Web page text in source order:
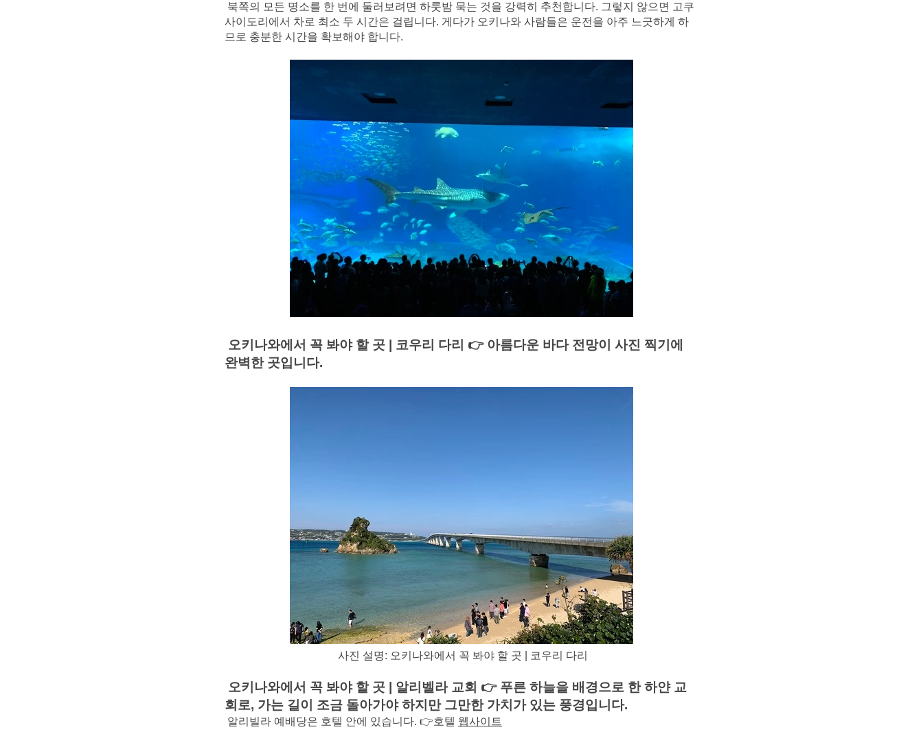
북쪽의 모든 명소를 한 번에 둘러보려면 하룻밤 묵는 것을 강력히 추천합니다. 그렇지 않으면 고쿠
사이도리에서 차로 최소 두 시간은 걸립니다. 게다가 오키나와 사람들은 운전을 아주 느긋하게 하
므로 충분한 시간을 확보해야 합니다.
오키나와에서 꼭 봐야 할 곳 | 코우리 다리 👉 아름다운 바다 전망이 사진 찍기에
완벽한 곳입니다.
사진 설명: 오키나와에서 꼭 봐야 할 곳 | 코우리 다리
오키나와에서 꼭 봐야 할 곳 | 알리벨라 교회 👉 푸른 하늘을 배경으로 한 하얀 교
회로, 가는 길이 조금 돌아가야 하지만 그만한 가치가 있는 풍경입니다.
알리빌라 예배당은 호텔 안에 있습니다. 👉호텔 웹사이트